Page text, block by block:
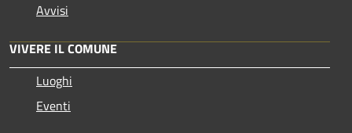
Avvisi
VIVERE IL COMUNE
Luoghi
Eventi